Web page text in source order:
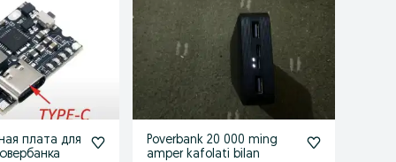
плата для
Poverbank 20 000 ming
amper kafolati bilan